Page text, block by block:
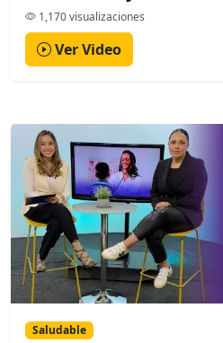
1,170 visualizaciones
Ver Video
Saludable